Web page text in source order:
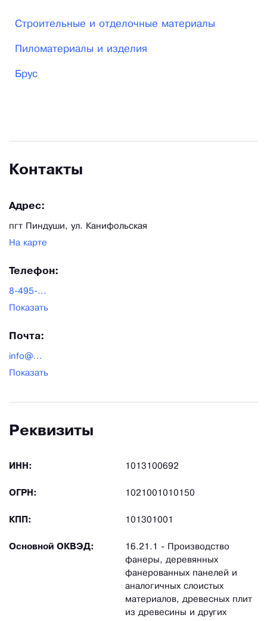
Строительные и отделочные материалы
Пиломатериалы и изделия
Брус
Контакты
Адрес:
пгт Пиндуши, ул. Канифольская
На карте
Телефон:
8-495-...
Показать
Почта:
info@...
Показать
Реквизиты
ИНН: 1013100692
ОГРН: 1021001010150
КПП: 101301001
Основной ОКВЭД:
16.21.1 - Производство
фанеры, деревянных
фанерованных панелей и
аналогичных слоистых
материалов, древесных плит
из древесины и других